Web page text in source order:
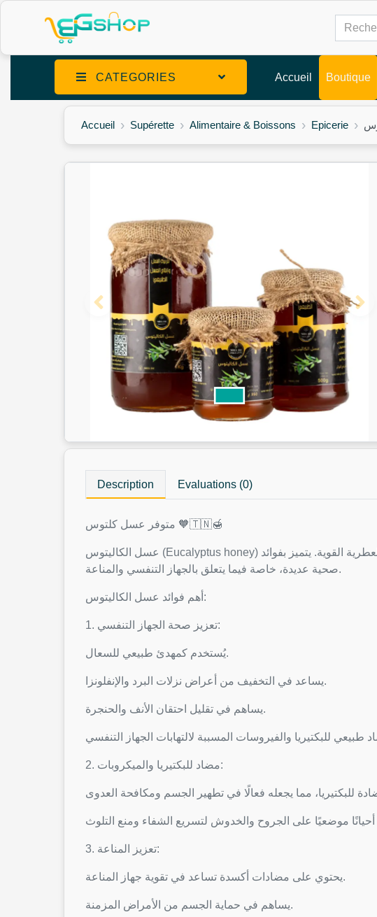
CATEGORIES Accueil Boutique
Accueil Supérette Alimentaire & Boissons Epicerie
Description Evaluations (0)
متوفر عسل كلتوس 🧡🇹🇳🍯
عسل الكاليتوس (Eucalyptus honey) يُستخلص من رحيق أزهار شجرة الكاليتوس (الأوكالبتوس)، ويُعرف بطعمه المميز ولونه الداكن ورائحته العطرية القوية. يتميز بفوائد
صحية عديدة، خاصة فيما يتعلق بالجهاز التنفسي والمناعة.
أهم فوائد عسل الكاليتوس:
1. تعزيز صحة الجهاز التنفسي:
يُستخدم كمهدئ طبيعي للسعال.
يساعد في التخفيف من أعراض نزلات البرد والإنفلونزا.
يساهم في تقليل احتقان الأنف والحنجرة.
2. مضاد للبكتيريا والميكروبات:
3. تعزيز المناعة:
يحتوي على مضادات أكسدة تساعد في تقوية جهاز المناعة.
يساهم في حماية الجسم من الأمراض المزمنة.